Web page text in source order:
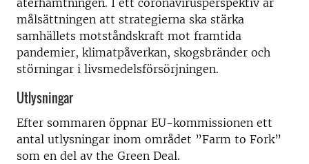
återhämtningen. I ett coronavirusperspektiv är
målsättningen att strategierna ska stärka
samhällets motståndskraft mot framtida
pandemier, klimatpåverkan, skogsbränder och
störningar i livsmedelsförsörjningen.
Utlysningar
Efter sommaren öppnar EU-kommissionen ett
antal utlysningar inom området ”Farm to Fork”
som en del av the Green Deal.